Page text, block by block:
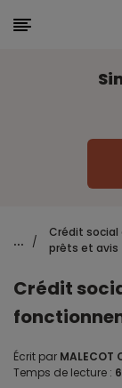
... /
Crédit
prêts et avis
Crédit
Écrit par MALECOT
Temps de lecture :